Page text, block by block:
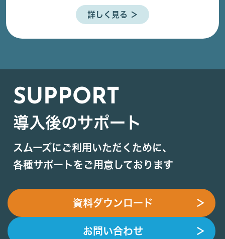
詳しく見る ＞
SUPPORT
導入後のサポート
スムーズにご利用いただくために、
各種サポートをご用意しております
資料ダウンロード ＞
お問い合わせ ＞